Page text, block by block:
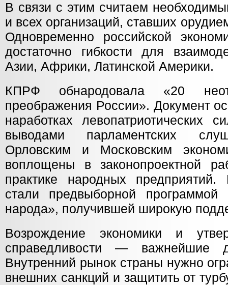
В связи с этим считаем
и всех организаций, ставших
Одновременно российской
достаточно гибкости для
Азии, Африки, Латинской Америки.
КПРФ обнародовала «20
преображения России». Документ
наработках левопатриотических
выводами парламентских
Орловским и Московским
воплощены в законопроектной
практике народных
стали предвыборной
народа», получившей широкую
Возрождение экономики и
справедливости — важнейшие
Внутренний рынок страны нужно
внешних санкций и защитить от